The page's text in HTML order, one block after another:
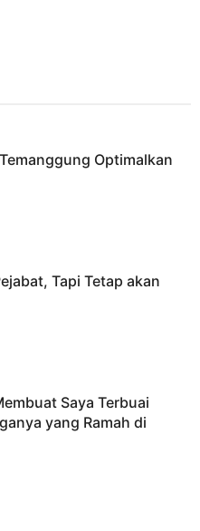
Optimalkan
Tapi Tetap akan
Saya Terbuai
yang Ramah di